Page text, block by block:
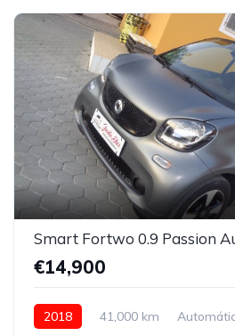
Smart Fortwo 0.9 Passion
€14,900
2018 41,000 km